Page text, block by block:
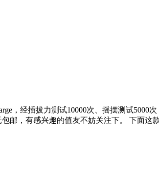
，经插拔力测试10000次、摇摆测试5000
邮，有感兴趣的值友不妨关注下。 下面这